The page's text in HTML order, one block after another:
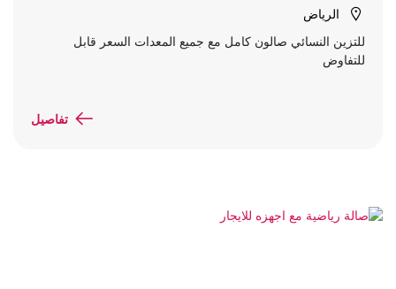
الرياض
للتزين النسائي صالون كامل مع جميع المعدات السعر قابل
للتفاوض
تفاصيل